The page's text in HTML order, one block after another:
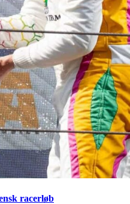
racerløb